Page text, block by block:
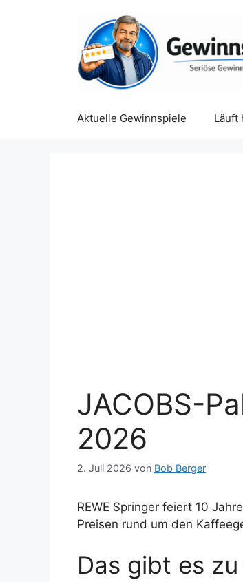
Aktuelle Gewinnspiele Läuft
JACOBS-
2026
2. Juli 2026 von Bob Berger
REWE Springer feiert 10
Preisen rund um den
Das gibt es